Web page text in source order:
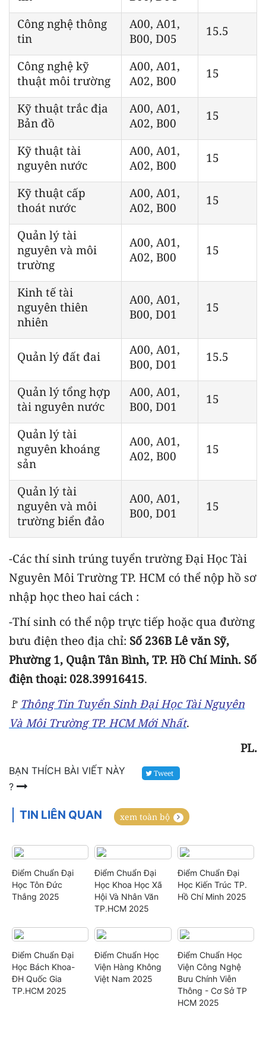
Công nghệ thông
tin
A00, A01,
B00, D05
15.5
Công nghệ kỹ
thuật môi trường
A00, A01,
A02, B00
15
Kỹ thuật trắc địa
Bản đồ
A00, A01,
A02, B00
15
Kỹ thuật tài
nguyên nước
A00, A01,
A02, B00
15
Kỹ thuật cấp
thoát nước
A00, A01,
A02, B00
15
Quản lý tài
nguyên và môi
trường
A00, A01,
A02, B00
15
Kinh tế tài
nguyên thiên
nhiên
A00, A01,
B00, D01
15
Quản lý đất đai
A00, A01,
B00, D01
15.5
Quản lý tổng hợp
tài nguyên nước
A00, A01,
B00, D01
15
Quản lý tài
nguyên khoáng
sản
A00, A01,
A02, B00
15
Quản lý tài
nguyên và môi
trường biển đảo
A00, A01,
B00, D01
15
-Các thí sinh trúng tuyển trường Đại Học Tài
Nguyên Môi Trường TP. HCM có thể nộp hồ sơ
nhập học theo hai cách :
-Thí sinh có thể nộp trực tiếp hoặc qua đường
bưu điện theo địa chỉ: Số 236B Lê văn Sỹ,
Phường 1, Quận Tân Bình, TP. Hồ Chí Minh. Số
điện thoại: 028.39916415.
🚩 Thông Tin Tuyển Sinh Đại Học Tài Nguyên
Và Môi Trường TP. HCM Mới Nhất.
PL.
BẠN THÍCH BÀI VIẾT NÀY
?
Tweet
TIN LIÊN QUAN xem toàn bộ
Điểm Chuẩn Đại
Học Tôn Đức
Thắng 2025
Điểm Chuẩn Đại
Học Khoa Học Xã
Hội Và Nhân Văn
TP.HCM 2025
Điểm Chuẩn Đại
Học Kiến Trúc TP.
Hồ Chí Minh 2025
Điểm Chuẩn Đại
Học Bách Khoa-
ĐH Quốc Gia
TP.HCM 2025
Điểm Chuẩn Học
Viện Hàng Không
Việt Nam 2025
Điểm Chuẩn Học
Viện Công Nghệ
Bưu Chính Viễn
Thông - Cơ Sở TP
HCM 2025